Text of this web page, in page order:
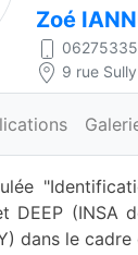
Zoé
9 rue
DEEP
dans le cadre